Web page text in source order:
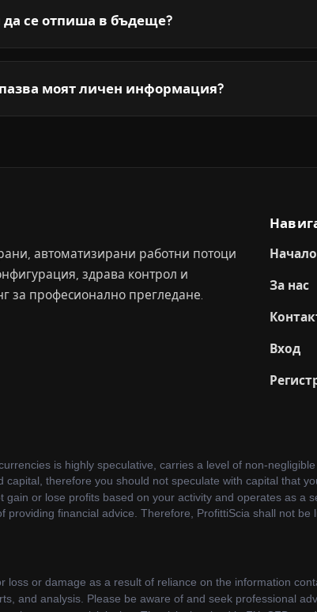
да се отпиша в бъдеще?
моят личен информация?
автоматизирани работни потоци
здрава контрол и
за професионално прегледане.
Начало
За нас
Вход